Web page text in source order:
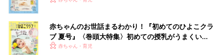
赤ちゃんのお世話まるわかり！『初めてのひよこクラ
ブ 夏号』〈巻頭大特集〉初めての授乳がうまくい
く！ おっぱい・ミルクの基本と夏のトラブル 解決テ
赤ちゃん・育児